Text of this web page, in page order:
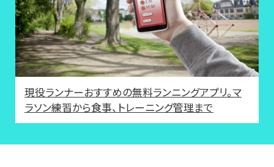
現役ランナーおすすめの無料ランニングアプリ。マ
ラソン練習から食事、トレーニング管理まで